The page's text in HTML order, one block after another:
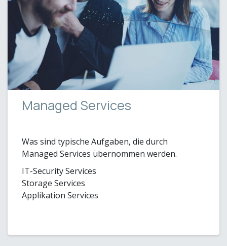
Managed Services
Was sind typische Aufgaben, die durch
Managed Services übernommen werden.
IT-Security Services
Storage Services
Applikation Services